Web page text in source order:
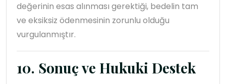
değerinin esas alınması gerektiği, bedelin tam
ve eksiksiz ödenmesinin zorunlu olduğu
vurgulanmıştır.
10. Sonuç ve Hukuki Destek